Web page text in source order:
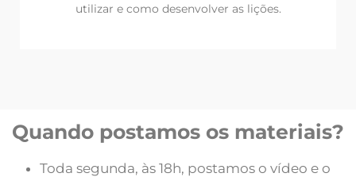
utilizar e como desenvolver as lições.
Quando postamos os materiais?
Toda segunda, às 18h, postamos o vídeo e o